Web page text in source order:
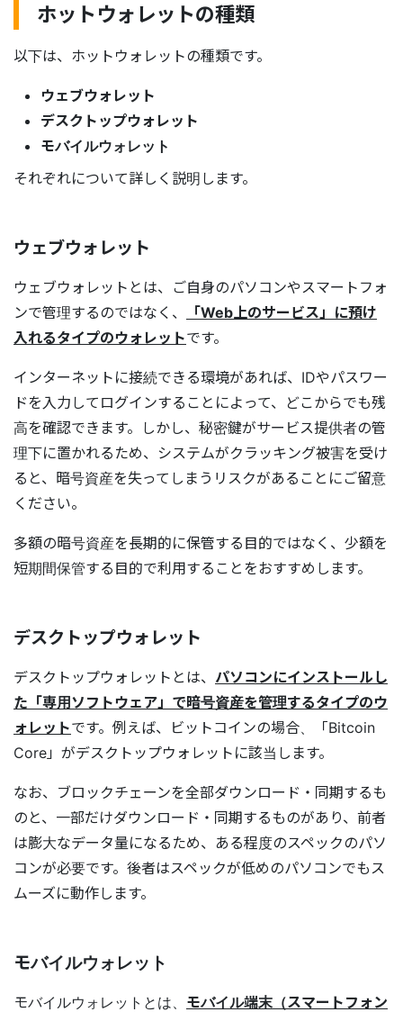
ホットウォレットの種類
以下は、ホットウォレットの種類です。
ウェブウォレット
デスクトップウォレット
モバイルウォレット
それぞれについて詳しく説明します。
ウェブウォレット
ウェブウォレットとは、ご自身のパソコンやスマートフォ
ンで管理するのではなく、
「Web上のサービス」に預け
入れるタイプのウォレットです。
インターネットに接続できる環境があれば、IDやパスワー
ドを入力してログインすることによって、どこからでも残
高を確認できます。しかし、秘密鍵がサービス提供者の管
理下に置かれるため、システムがクラッキング被害を受け
ると、暗号資産を失ってしまうリスクがあることにご留意
ください。
多額の暗号資産を長期的に保管する目的ではなく、少額を
短期間保管する目的で利用することをおすすめします。
デスクトップウォレット
デスクトップウォレットとは、 パソコンにインストールし
た「専用ソフトウェア」で暗号資産を管理するタイプのウ
ォレットです。例えば、ビットコインの場合、「Bitcoin
Core」がデスクトップウォレットに該当します。
なお、ブロックチェーンを全部ダウンロード・同期するも
のと、一部だけダウンロード・同期するものがあり、前者
は膨大なデータ量になるため、ある程度のスペックのパソ
コンが必要です。後者はスペックが低めのパソコンでもス
ムーズに動作します。
モバイルウォレット
モバイルウォレットとは、 モバイル端末（スマートフォン